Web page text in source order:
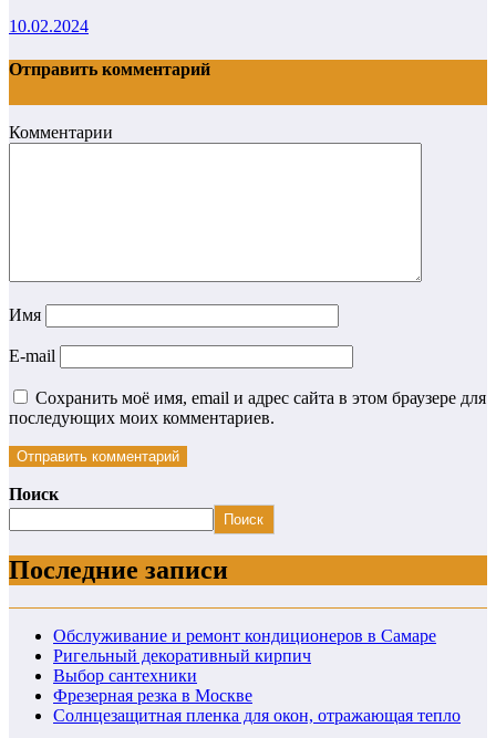
10.02.2024
Отправить комментарий
Комментарии
Имя
E-mail
Сохранить моё имя, email и адрес сайта в этом браузере для
последующих моих комментариев.
Поиск
Поиск
Последние записи
Обслуживание и ремонт кондиционеров в Самаре
Ригельный декоративный кирпич
Выбор сантехники
Фрезерная резка в Москве
Солнцезащитная пленка для окон, отражающая тепло